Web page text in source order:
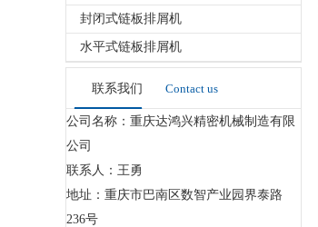
封闭式链板排屑机
水平式链板排屑机
联系我们 Contact us
公司名称：重庆达鸿兴精密机械制造有限
公司
联系人：王勇
地址：重庆市巴南区数智产业园界泰路
236号